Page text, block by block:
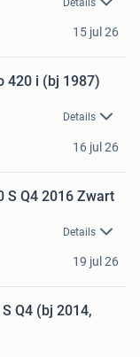
15 jul 26
420 i (bj 1987)
Details
16 jul 26
S Q4 2016 Zwart
Details
19 jul 26
Q4 (bj 2014,